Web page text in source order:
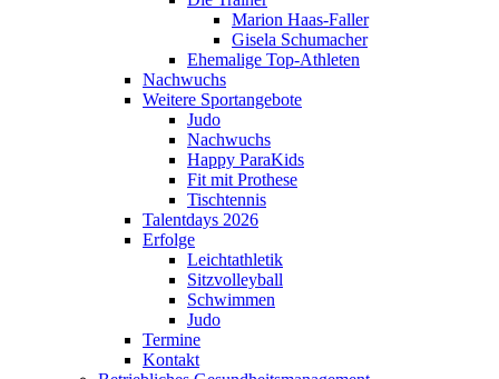
Marion Haas-Faller
Gisela Schumacher
Ehemalige Top-Athleten
Nachwuchs
Weitere Sportangebote
Judo
Nachwuchs
Happy ParaKids
Fit mit Prothese
Tischtennis
Talentdays 2026
Erfolge
Leichtathletik
Sitzvolleyball
Schwimmen
Judo
Termine
Kontakt